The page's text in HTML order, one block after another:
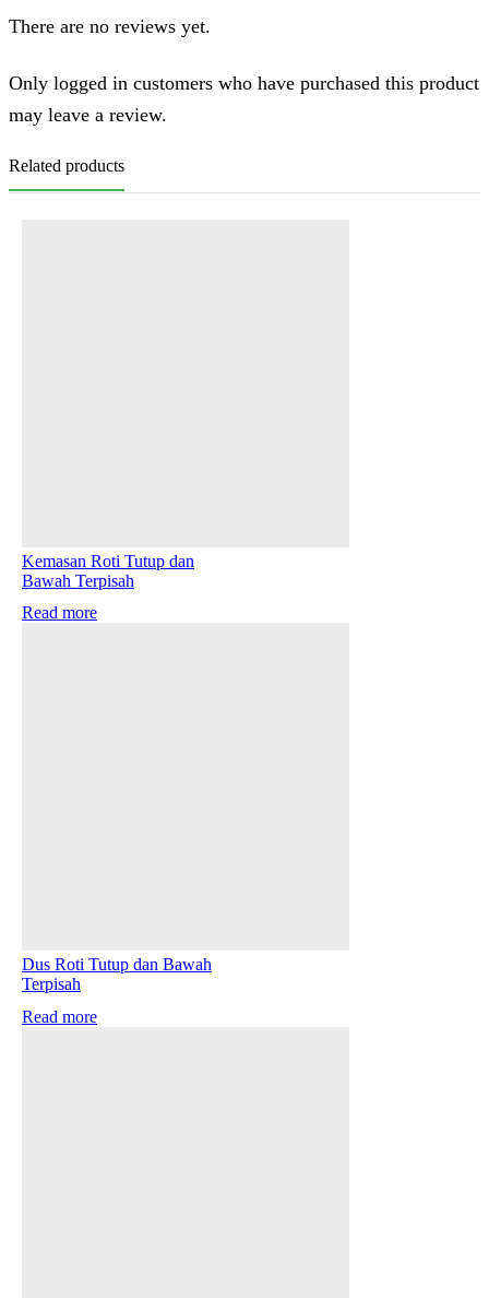
There are no reviews yet.
Only logged in customers who have purchased this product
may leave a review.
Related products
Kemasan Roti Tutup dan
Bawah Terpisah
Read more
Dus Roti Tutup dan Bawah
Terpisah
Read more